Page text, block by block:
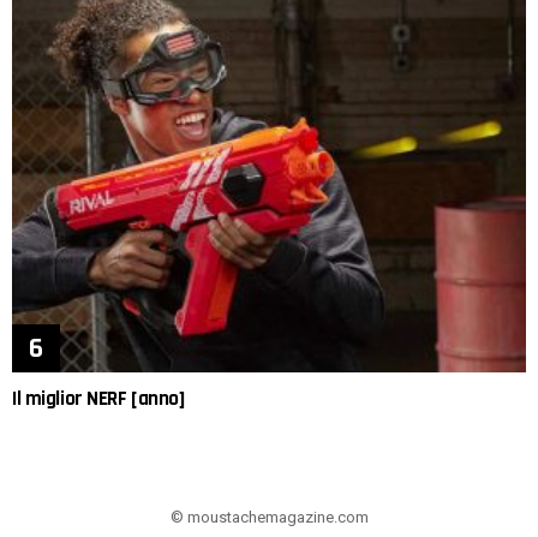
Il miglior NERF [anno]
© moustachemagazine.com